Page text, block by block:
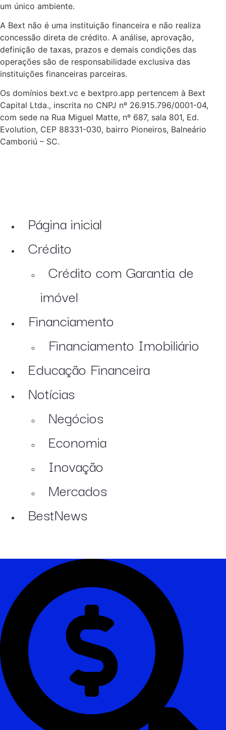
um único ambiente.
A Bext não é uma instituição financeira e não realiza
concessão direta de crédito. A análise, aprovação,
definição de taxas, prazos e demais condições das
operações são de responsabilidade exclusiva das
instituições financeiras parceiras.
Os domínios bext.vc e bextpro.app pertencem à Bext
Capital Ltda., inscrita no CNPJ nº 26.915.796/0001-04,
com sede na Rua Miguel Matte, nº 687, sala 801, Ed.
Evolution, CEP 88331-030, bairro Pioneiros, Balneário
Camboriú – SC.
Página inicial
Crédito
Crédito com Garantia de
imóvel
Financiamento
Financiamento Imobiliário
Educação Financeira
Notícias
Negócios
Economia
Inovação
Mercados
BestNews